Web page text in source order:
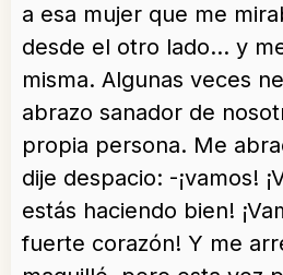
a esa mujer que me
desde el otro lado… y
misma. Algunas veces
abrazo sanador de
propia persona. Me
dije despacio: -¡vamos!
estás haciendo bien!
fuerte corazón! Y me